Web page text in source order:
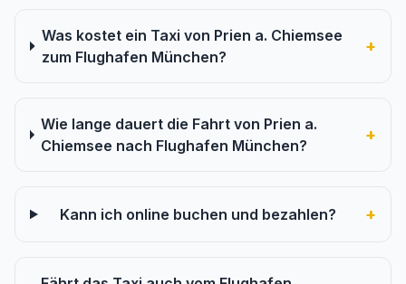
Was kostet ein Taxi von Prien a. Chiemsee
zum Flughafen München?
+
Wie lange dauert die Fahrt von Prien a.
Chiemsee nach Flughafen München?
+
Kann ich online buchen und bezahlen? +